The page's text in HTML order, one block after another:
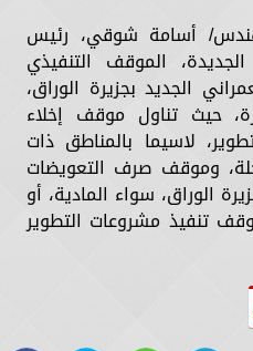
أسامة شوقي، رئيس
الموقف التنفيذي
الجديد بجزيرة الوراق،
حيث تناول موقف إخلاء
لاسيما بالمناطق ذات
وموقف صرف التعويضات
الوراق، سواء المادية، أو
تنفيذ مشروعات التطوير